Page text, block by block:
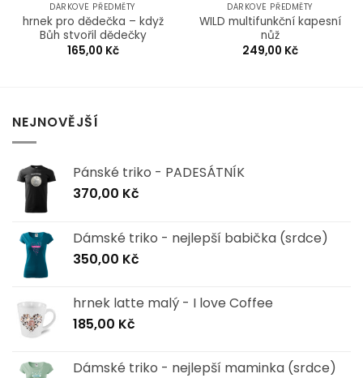
DÁRKOVÉ PŘEDMĚTY
hrnek pro dědečka – když
Bůh stvořil dědečky
165,00 Kč
DÁRKOVÉ PŘEDMĚTY
WILD multifunkční kapesní
nůž
249,00 Kč
NEJNOVĚJŠÍ
Pánské triko - PADESÁTNÍK
370,00 Kč
Dámské triko - nejlepší babička (srdce)
350,00 Kč
hrnek latte malý - I love Coffee
185,00 Kč
Dámské triko - nejlepší maminka (srdce)